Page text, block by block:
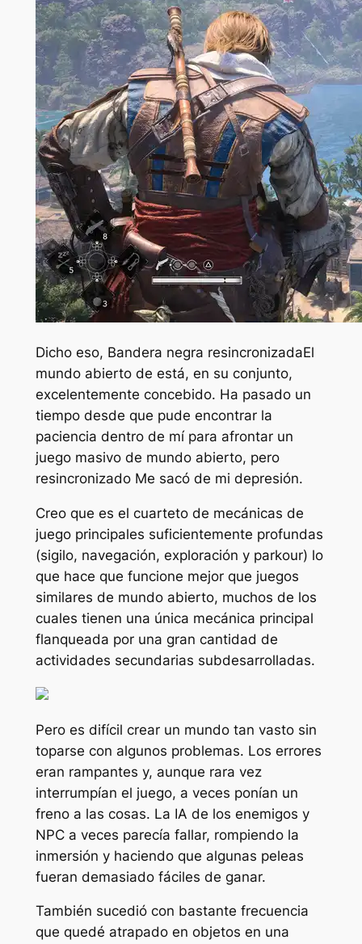
Dicho eso, Bandera negra resincronizadaEl
mundo abierto de está, en su conjunto,
excelentemente concebido. Ha pasado un
tiempo desde que pude encontrar la
paciencia dentro de mí para afrontar un
juego masivo de mundo abierto, pero
resincronizado Me sacó de mi depresión.
Creo que es el cuarteto de mecánicas de
juego principales suficientemente profundas
(sigilo, navegación, exploración y parkour) lo
que hace que funcione mejor que juegos
similares de mundo abierto, muchos de los
cuales tienen una única mecánica principal
flanqueada por una gran cantidad de
actividades secundarias subdesarrolladas.
Pero es difícil crear un mundo tan vasto sin
toparse con algunos problemas. Los errores
eran rampantes y, aunque rara vez
interrumpían el juego, a veces ponían un
freno a las cosas. La IA de los enemigos y
NPC a veces parecía fallar, rompiendo la
inmersión y haciendo que algunas peleas
fueran demasiado fáciles de ganar.
También sucedió con bastante frecuencia
que quedé atrapado en objetos en una